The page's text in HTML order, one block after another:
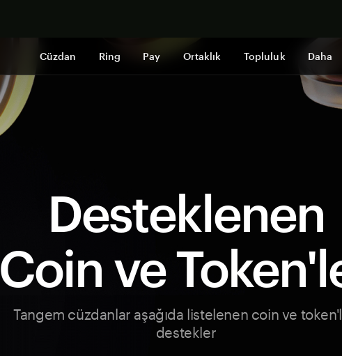
Cüzdan Ring Pay Ortaklık Topluluk Daha
Desteklenen
Coin ve
Tangem cüzdanlar aşağıda listelenen coin ve
destekler